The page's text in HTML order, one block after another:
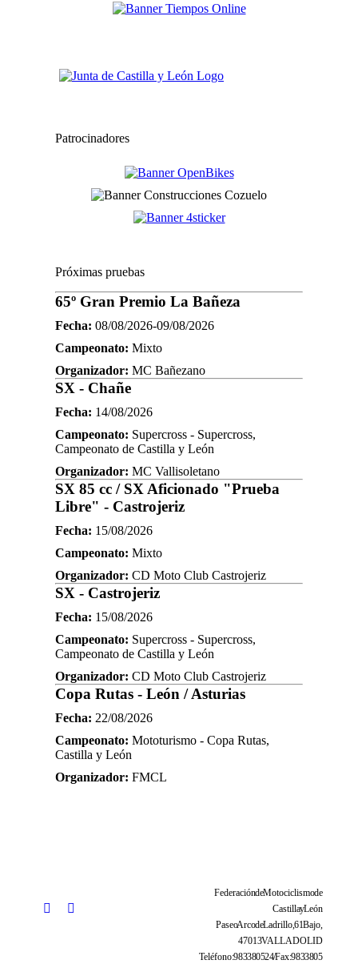
Patrocinadores
Próximas pruebas
65º Gran Premio La Bañeza
Fecha: 08/08/2026-09/08/2026
Campeonato: Mixto
Organizador: MC Bañezano
SX - Chañe
Fecha: 14/08/2026
Campeonato: Supercross - Supercross,
Campeonato de Castilla y León
Organizador: MC Vallisoletano
SX 85 cc / SX Aficionado "Prueba
Libre" - Castrojeriz
Fecha: 15/08/2026
Campeonato: Mixto
Organizador: CD Moto Club Castrojeriz
SX - Castrojeriz
Fecha: 15/08/2026
Campeonato: Supercross - Supercross,
Campeonato de Castilla y León
Organizador: CD Moto Club Castrojeriz
Copa Rutas - León / Asturias
Fecha: 22/08/2026
Campeonato: Mototurismo - Copa Rutas,
Castilla y León
Organizador: FMCL
Federación de Motociclismo de
Castilla y León
Paseo Arco de Ladrillo, 61 Bajo,
47013 VALLADOLID
Teléfono: 983 38 05 24 / Fax: 983 38 05